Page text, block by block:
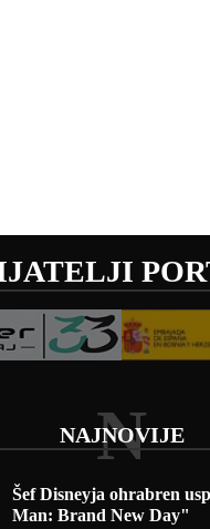
NAJNOVIJE
N
Šef Disneyja ohrabren
Man: Brand New Day"